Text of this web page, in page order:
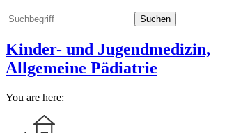
Suchen
Kinder- und Jugendmedizin,
Allgemeine Pädiatrie
You are here: